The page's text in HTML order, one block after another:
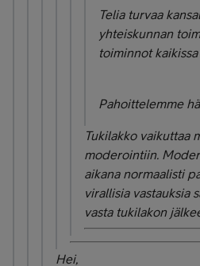
Telia turvaa
yhteiskunnan
toiminnot
Pahoittelemme
Tukilakko vaikuttaa
moderointiin.
aikana normaalisti
virallisia vastauksia
vasta tukilakon
Hei,